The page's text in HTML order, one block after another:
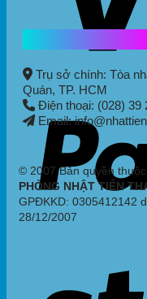
Trụ sở chính: Tòa
Quán, TP. HCM
Điện thoại: (028) 39
Email:
© 2007 Bản quyền
PHÒNG NHẬT TIẾN
GPĐKKD: 0305412142
28/12/2007